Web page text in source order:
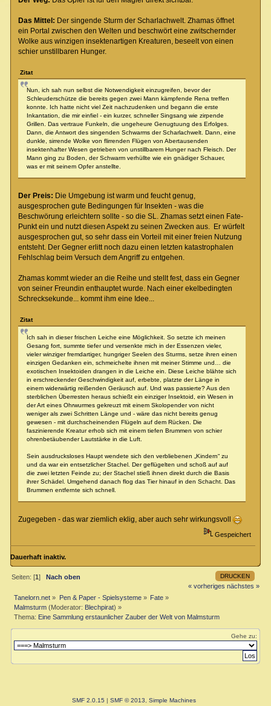
Das Mittel: Der singende Sturm der Scharlachwelt. Zhamas öffnet
ein Portal zwischen den Welten und beschwört eine zwitschernder
Wolke aus winzigen insektenartigen Kreaturen, beseelt von einen
schier unstillbaren Hunger.
Zitat
Nun, ich sah nun selbst die Notwendigkeit einzugreifen, bevor der
Schleuderschütze die bereits gegen zwei Mann kämpfende Rena treffen
konnte. Ich hatte nicht viel Zeit nachzudenken und begann die erste
Inkantation, die mir einfiel - ein kurzer, schneller Singsang wie zirpende
Grillen. Das vertraue Funkeln, die ungeheure Genugtuung des Erfolges.
Dann, die Antwort des singenden Schwarms der Scharlachwelt. Dann, eine
dunkle, sirrende Wolke von flirrenden Flügen von Abertausenden
insektenhafter Wesen getrieben von unstillbarem Hunger nach Fleisch. Der
Mann ging zu Boden, der Schwarm verhüllte wie ein gnädiger Schauer,
was er mit seinem Opfer anstellte.
Der Preis: Die Umgebung ist warm und feucht genug,
ausgesprochen gute Bedingungen für Insekten - was die
Beschwörung erleichtern sollte - so die SL. Zhamas setzt einen Fate-
Punkt ein und nutzt diesen Aspekt zu seinen Zwecken aus. Er würfelt
ausgesprochen gut, so sehr dass ein Vorteil mit einer freien Nutzung
entsteht. Der Gegner erlitt noch dazu einen letzten katastrophalen
Fehlschlag beim Versuch dem Angriff zu entgehen.
Zhamas kommt wieder an die Reihe und stellt fest, dass ein Gegner
von seiner Freundin enthauptet wurde. Nach einer ekelbedingten
Schrecksekunde... kommt ihm eine Idee...
Zitat
Ich sah in dieser frischen Leiche eine Möglichkeit. So setzte ich meinen
Gesang fort, summte tiefer und versenkte mich in der Essenzen vieler,
vieler winziger fremdartiger, hungriger Seelen des Sturms, setze ihren einen
einzigen Gedanken ein, schmeichelte ihnen mit meiner Stimme und… die
exotischen Insektoiden drangen in die Leiche ein. Diese Leiche blähte sich
in erschreckender Geschwindigkeit auf, erbebte, platzte der Länge in
einem widerwärtig reißenden Geräusch auf. Und was passierte? Aus den
sterblichen Überresten heraus schießt ein einziger Insektoid, ein Wesen in
der Art eines Ohrwurmes gekreuzt mit einem Skolopender von nicht
weniger als zwei Schritten Länge und - wäre das nicht bereits genug
gewesen - mit durchscheinenden Flügeln auf dem Rücken. Die
faszinierende Kreatur erhob sich mit einem tiefen Brummen von schier
ohrenbetäubender Lautstärke in die Luft.
Sein ausdrucksloses Haupt wendete sich den verbliebenen „Kindern“ zu
und da war ein entsetzlicher Stachel. Der geflügelten und schoß auf auf
die zwei letzten Feinde zu; der Stachel stieß ihnen direkt durch die Basis
ihrer Schädel. Umgehend danach flog das Tier hinauf in den Schacht. Das
Brummen entfernte sich schnell.
Zugegeben - das war ziemlich eklig, aber auch sehr wirkungsvoll
Gespeichert
Dauerhaft inaktiv.
DRUCKEN
Seiten: [1]Nach oben
« vorheriges nächstes »
Tanelorn.net » Pen & Paper - Spielsysteme» Fate »
Malmsturm (Moderator: Blechpirat) »
Thema: Eine Sammlung erstaunlicher Zauber der Welt von Malmsturm
Gehe zu:
SMF 2.0.15 | SMF © 2013 Simple Machines